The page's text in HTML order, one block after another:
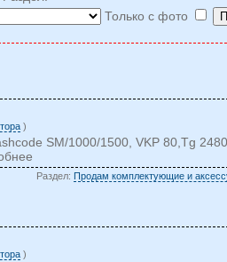
Только с фото
)
SM/1000/1500, VKP 80,Tg
Раздел: Продам комплектующие и
)